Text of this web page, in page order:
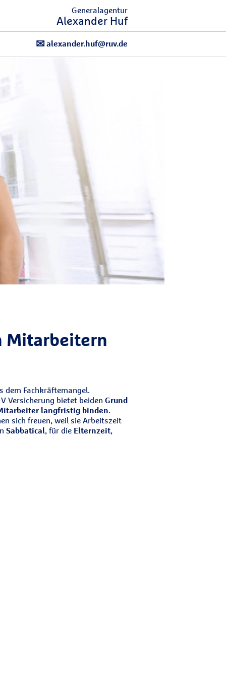
Generalagentur
Alexander Huf
alexander.huf@ruv.de
Mitarbeitern
dem Fachkräftemangel.
Versicherung bietet beiden Grund
langfristig binden.
sich freuen, weil sie Arbeitszeit
Sabbatical, für die Elternzeit,